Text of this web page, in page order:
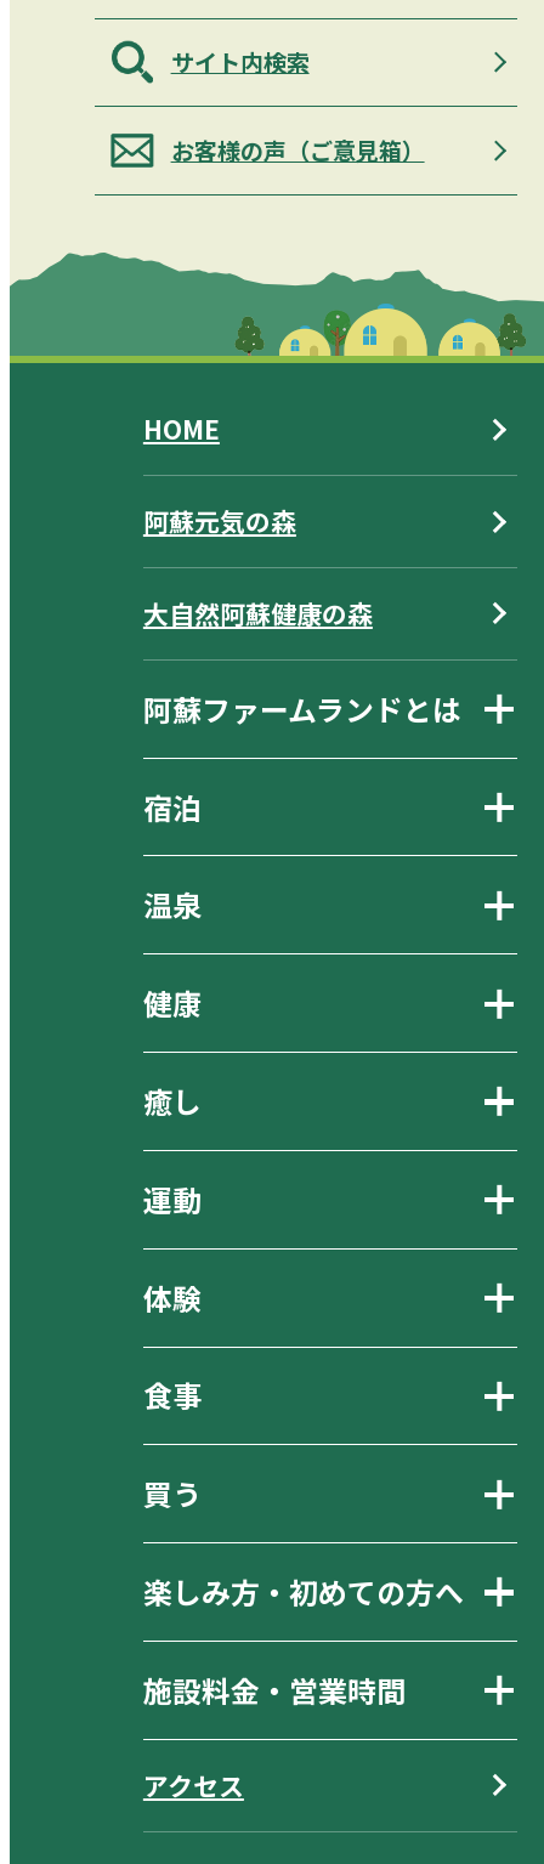
サイト内検索
お客様の声（ご意見箱）
HOME
阿蘇元気の森
大自然阿蘇健康の森
阿蘇ファームランドとは
宿泊
温泉
健康
癒し
運動
体験
食事
買う
楽しみ方・初めての方へ
施設料金・営業時間
アクセス